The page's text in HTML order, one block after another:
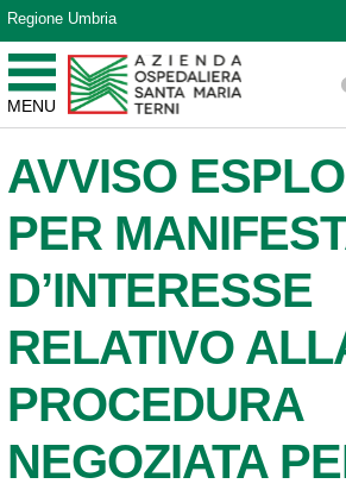
Vai ai contenuti
Vai al menu di navigazione
Vai al footer
Regione Umbria
MENU
Azienda Ospedaliera Santa Maria di
Sito Istituzionale
AVVISO
PER
D’INTERESSE
RELATIVO
PROCEDURA
NEGOZIATA